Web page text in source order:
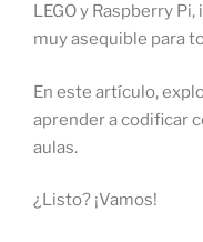
LEGO y Raspberry
muy asequible para
En este artículo,
aprender a codificar
aulas.
¿Listo? ¡Vamos!